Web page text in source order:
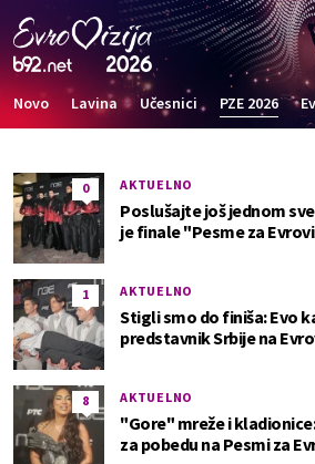
Novo Lavina Učesnici PZE 2026
0 AKTUELNO
Poslušajte još jednom
je finale "Pesme za
1 AKTUELNO
Stigli smo do finiša: Evo
predstavnik Srbije na
8 AKTUELNO
"Gore" mreže i
za pobedu na Pesmi za